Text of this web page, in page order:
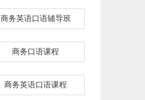
​商务英语口语辅导班
商务口语课程
商务英语口语课程